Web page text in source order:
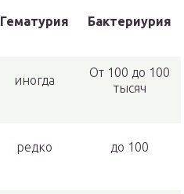
Гематурия Бактериурия
иногда
От 100 до 100
тысяч
редко до 100